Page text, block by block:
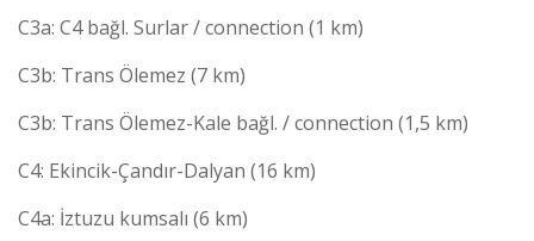
C3a: C4 bağl. Surlar / connection (1 km)
C3b: Trans Ölemez (7 km)
C3b: Trans Ölemez-Kale bağl. / connection (1,5 km)
C4: Ekincik-Çandır-Dalyan (16 km)
C4a: İztuzu kumsalı (6 km)